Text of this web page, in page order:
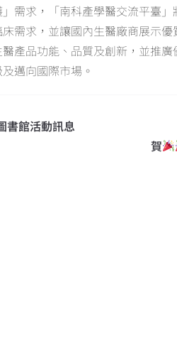
需求，「南科產學醫交流平臺
需求，並讓國內生醫廠商展示
產品功能、品質及創新，並推
邁向國際市場。
書館活動訊息
賀